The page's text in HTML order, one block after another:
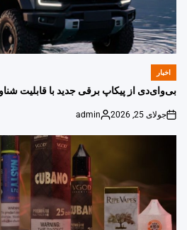
POSTED
اخبار
بی‌وای‌دی از پیکاپ برقی جدید با قابلیت
on
جولای 25, 2026
Posted
admin